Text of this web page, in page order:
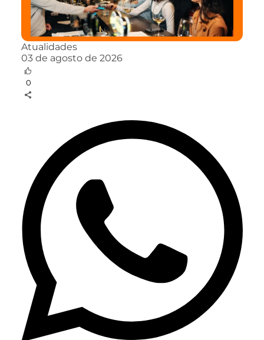
Atualidades
03 de agosto de 2026
0